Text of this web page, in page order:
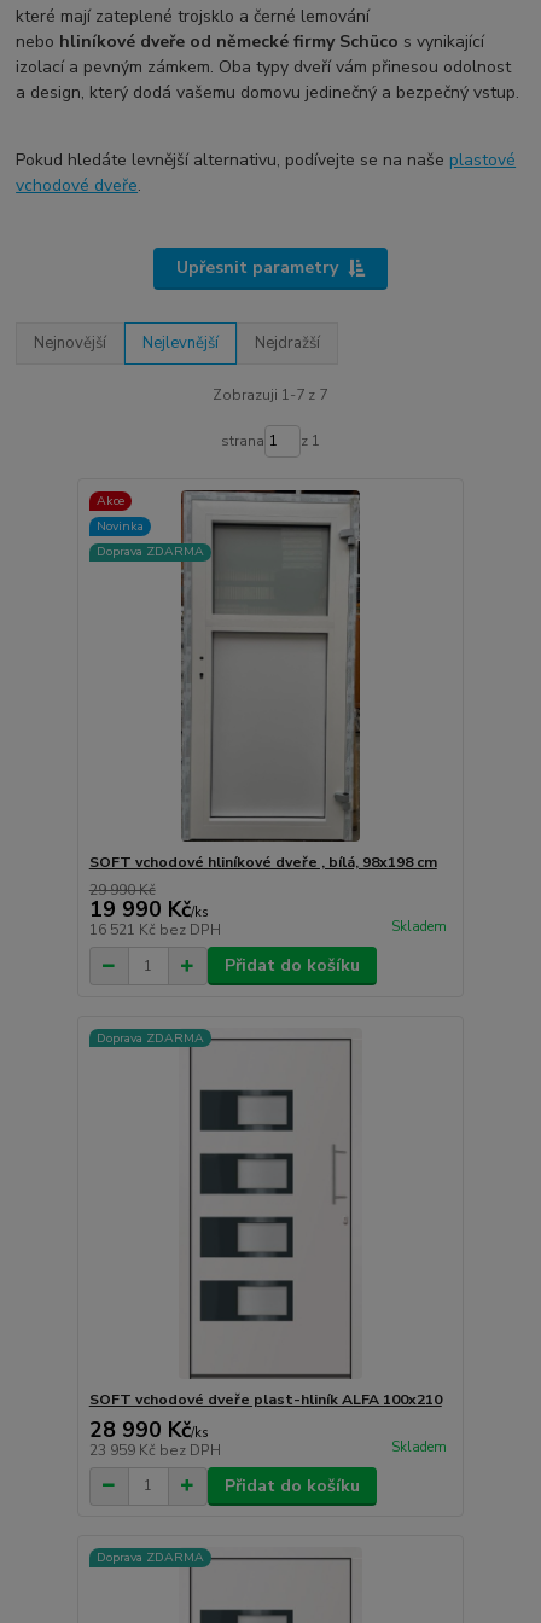
které mají zateplené trojsklo a černé lemování
nebo hliníkové dveře od německé firmy Schüco s vynikající
izolací a pevným zámkem. Oba typy dveří vám přinesou odolnost
a design, který dodá vašemu domovu jedinečný a bezpečný vstup.
Pokud hledáte levnější alternativu, podívejte se na naše plastové
vchodové dveře.
Upřesnit parametry
Nejnovější Nejlevnější Nejdražší
Zobrazuji 1-7 z 7
strana z 1
Akce
Novinka
Doprava ZDARMA
SOFT vchodové hliníkové dveře , bílá, 98x198 cm
29 990 Kč
19 990 Kč/ks
16 521 Kč bez DPH Skladem
Přidat do košíku
Doprava ZDARMA
SOFT vchodové dveře plast-hliník ALFA 100x210
28 990 Kč/ks
23 959 Kč bez DPH Skladem
Přidat do košíku
Doprava ZDARMA